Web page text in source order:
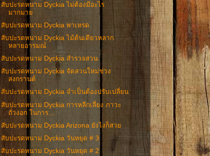
สับปะรดหนาม Dyckia ไม่ต้องมีอะไร
มากมาย
สับปะรดหนาม Dyckia พาเหรด
สับปะรดหนาม Dyckia ไม้ต้นเดียวหลาก
หลายอารมณ์
สับปะรดหนาม Dyckia สำรวจสวน
สับปะรดหนาม Dyckia จัดสวนใหม่ช่วง
สงกรานต์
สับปะรดหนาม Dyckia จำเป็นต้องปรับเปลี่ยน
สับปะรดหนาม Dyckia การหลีกเลี่ยง ภาวะ
ถั่วงอก ในการ...
สับปะรดหนาม Dyckia Arizona ยังไงก็สวย
สับปะรดหนาม Dyckia วันหยุด # 3
สับปะรดหนาม Dyckia วันหยุด # 2